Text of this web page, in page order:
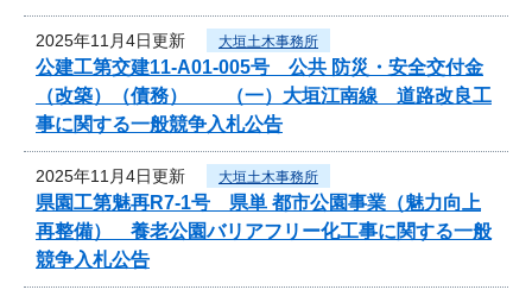
2025年11月4日更新 大垣土木事務所
公建工第交建11-A01-005号 公共 防災・安全交付金
（改築）（債務） （一）大垣江南線 道路改良工
事に関する一般競争入札公告
2025年11月4日更新 大垣土木事務所
県園工第魅再R7-1号 県単 都市公園事業（魅力向上
再整備） 養老公園バリアフリー化工事に関する一般
競争入札公告